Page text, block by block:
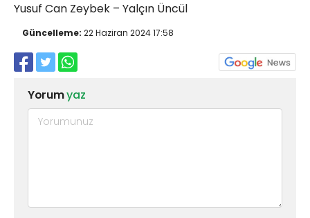
Yusuf Can Zeybek – Yalçın Üncül
Güncelleme: 22 Haziran 2024 17:58
Yorumyaz